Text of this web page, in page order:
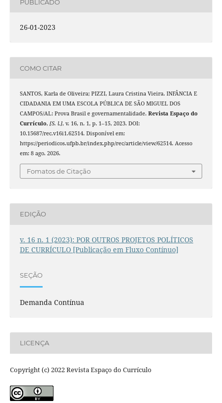
PUBLICADO
26-01-2023
COMO CITAR
SANTOS, Karla de Oliveira; PIZZI, Laura Cristina Vieira. INFÂNCIA E
CIDADANIA EM UMA ESCOLA PÚBLICA DE SÃO MIGUEL DOS
CAMPOS/AL: Prova Brasil e governamentalidade. Revista Espaço do
Currículo, [S. l.], v. 16, n. 1, p. 1–15, 2023. DOI:
10.15687/rec.v16i1.62514. Disponível em:
https://periodicos.ufpb.br/index.php/rec/article/view/62514. Acesso
em: 8 ago. 2026.
Fomatos de Citação
EDIÇÃO
v. 16 n. 1 (2023): POR OUTROS PROJETOS POLÍTICOS
DE CURRÍCULO [Publicação em Fluxo Contínuo]
SEÇÃO
Demanda Contínua
LICENÇA
Copyright (c) 2022 Revista Espaço do Currículo